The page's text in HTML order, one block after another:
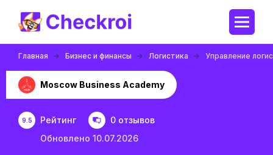
Главная Бизнес и финансы Логистика Управление
Moscow Business Academy
9.5 Рейтинг
0 отзывов
Обновлено 10.07.2026